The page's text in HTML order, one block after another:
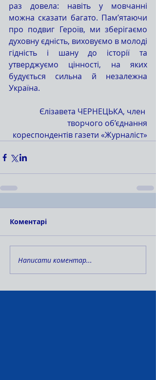
раз довела: навіть у мовчанні
можна сказати багато. Пам’ятаючи
про подвиг Героїв, ми зберігаємо
духовну єдність, виховуємо в молоді
гідність і шану до історії та
утверджуємо цінності, на яких
будується сильна й незалежна
Україна.
Єлізавета ЧЕРНЕЦЬКА, член
творчого об’єднання
кореспондентів газети «Журналіст»
Коментарі
Написати коментар...